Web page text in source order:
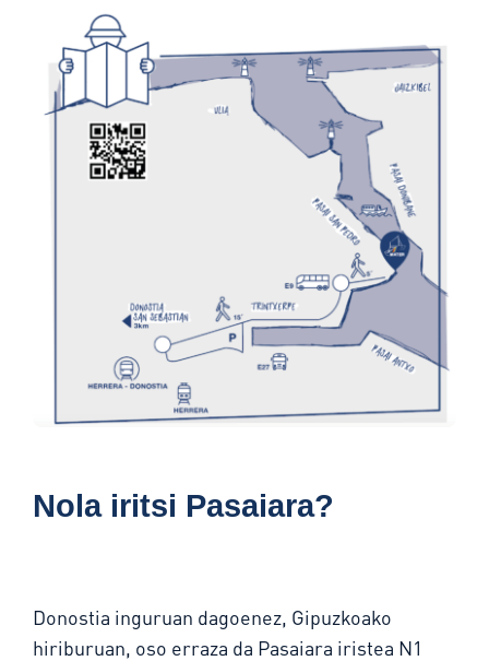
Nola iritsi Pasaiara?
Donostia inguruan dagoenez, Gipuzkoako
hiriburuan, oso erraza da Pasaiara iristea N1